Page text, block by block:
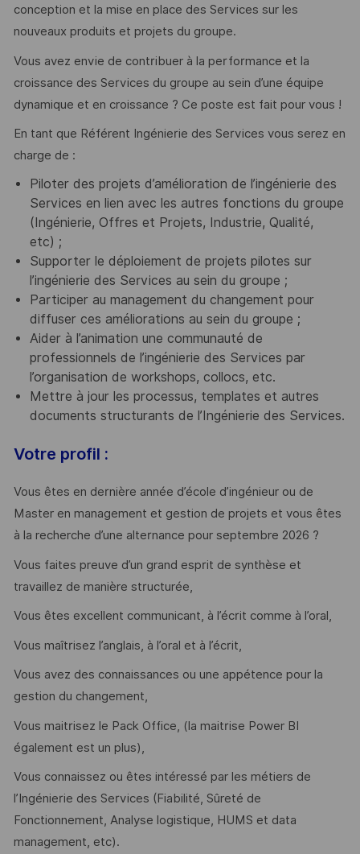
conception et la mise en place des Services sur les
nouveaux produits et projets du groupe.
Vous avez envie de contribuer à la performance et la
croissance des Services du groupe au sein d’une équipe
dynamique et en croissance ? Ce poste est fait pour vous !
En tant que Référent Ingénierie des Services vous serez en
charge de :
Piloter des projets d’amélioration de l’ingénierie des
Services en lien avec les autres fonctions du groupe
(Ingénierie, Offres et Projets, Industrie, Qualité,
etc) ;
Supporter le déploiement de projets pilotes sur
l’ingénierie des Services au sein du groupe ;
Participer au management du changement pour
diffuser ces améliorations au sein du groupe ;
Aider à l’animation une communauté de
professionnels de l’ingénierie des Services par
l’organisation de workshops, collocs, etc.
Mettre à jour les processus, templates et autres
documents structurants de l’Ingénierie des Services.
Votre profil :
Vous êtes en dernière année d’école d’ingénieur ou de
Master en management et gestion de projets et vous êtes
à la recherche d’une alternance pour septembre 2026 ?
Vous faites preuve d’un grand esprit de synthèse et
travaillez de manière structurée,
Vous êtes excellent communicant, à l’écrit comme à l’oral,
Vous maîtrisez l’anglais, à l’oral et à l’écrit,
Vous avez des connaissances ou une appétence pour la
gestion du changement,
Vous maitrisez le Pack Office, (la maitrise Power BI
également est un plus),
Vous connaissez ou êtes intéressé par les métiers de
l’Ingénierie des Services (Fiabilité, Sûreté de
Fonctionnement, Analyse logistique, HUMS et data
management, etc).